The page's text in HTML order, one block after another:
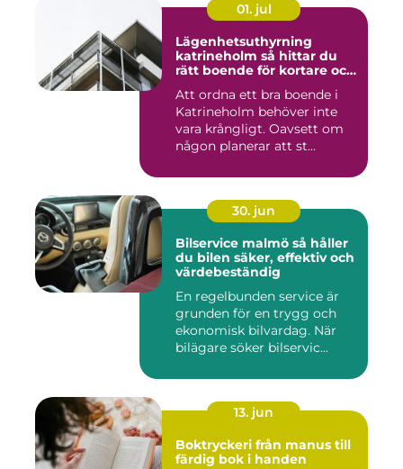
01. jul
Lägenhetsuthyrning
katrineholm så hittar du
rätt boende för kortare och
Att ordna ett bra boende i
Katrineholm behöver inte
vara krångligt. Oavsett om
någon planerar att st...
30. jun
Bilservice malmö så håller
du bilen säker, effektiv och
värdebeständig
En regelbunden service är
grunden för en trygg och
ekonomisk bilvardag. När
bilägare söker bilservic...
13. jun
Boktryckeri från manus till
färdig bok i handen